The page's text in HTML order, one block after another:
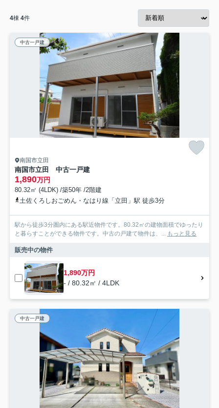
4棟 4件
中古一戸建
南国市立田
南国市立田 中古一戸建
1,890万円
80.32㎡ (4LDK) /築50年 /2階建
土佐くろしおごめん・なはり線「立田」駅 徒歩3分
駅から徒歩3分圏内にある駅近物件です。80.32㎡の建物面積でゆったり
と暮らすことができる物件です。中古の戸建て物件は、... もっと見る
販売中の物件
1,890万円
- / 80.32㎡ / 4LDK
中古一戸建